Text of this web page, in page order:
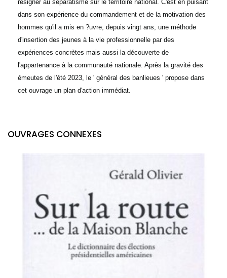
résigner au séparatisme sur le territoire national. C'est en puisant
dans son expérience du commandement et de la motivation des
hommes qu'il a mis en ?uvre, depuis vingt ans, une méthode
d'insertion des jeunes à la vie professionnelle par des
expériences concrètes mais aussi la découverte de
l'appartenance à la communauté nationale. Après la gravité des
émeutes de l'été 2023, le ' général des banlieues ' propose dans
cet ouvrage un plan d'action immédiat.
OUVRAGES CONNEXES